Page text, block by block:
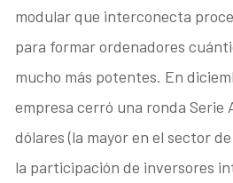
modular que interconecta
para formar ordenadores
mucho más potentes. En
empresa cerró una ronda Serie
dólares (la mayor en el sector
la participación de inversores